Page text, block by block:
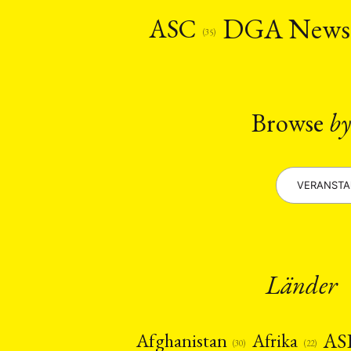
Stipendium (53)
ASC
(35) DGA News
Browse by
Länder
Afghanistan (30) Afrika (22)